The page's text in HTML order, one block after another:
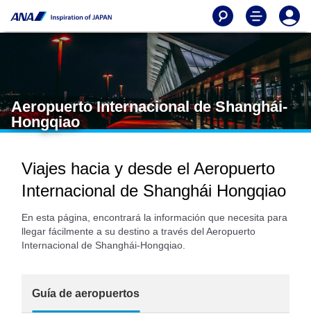
Aeropuerto Internacional de Shanghái-
Hongqiao
Viajes hacia y desde el Aeropuerto
Internacional de Shanghái Hongqiao
En esta página, encontrará la información que necesita para
llegar fácilmente a su destino a través del Aeropuerto
Internacional de Shanghái-Hongqiao.
Guía de aeropuertos